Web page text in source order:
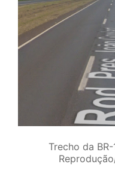
Trecho da